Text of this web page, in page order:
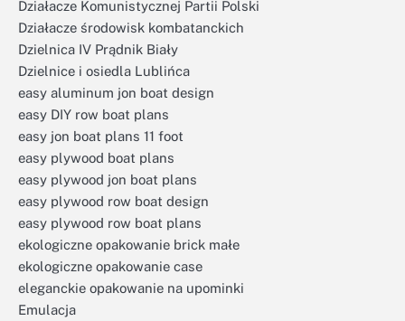
Działacze Komunistycznej Partii Polski
Działacze środowisk kombatanckich
Dzielnica IV Prądnik Biały
Dzielnice i osiedla Lublińca
easy aluminum jon boat design
easy DIY row boat plans
easy jon boat plans 11 foot
easy plywood boat plans
easy plywood jon boat plans
easy plywood row boat design
easy plywood row boat plans
ekologiczne opakowanie brick małe
ekologiczne opakowanie case
eleganckie opakowanie na upominki
Emulacja